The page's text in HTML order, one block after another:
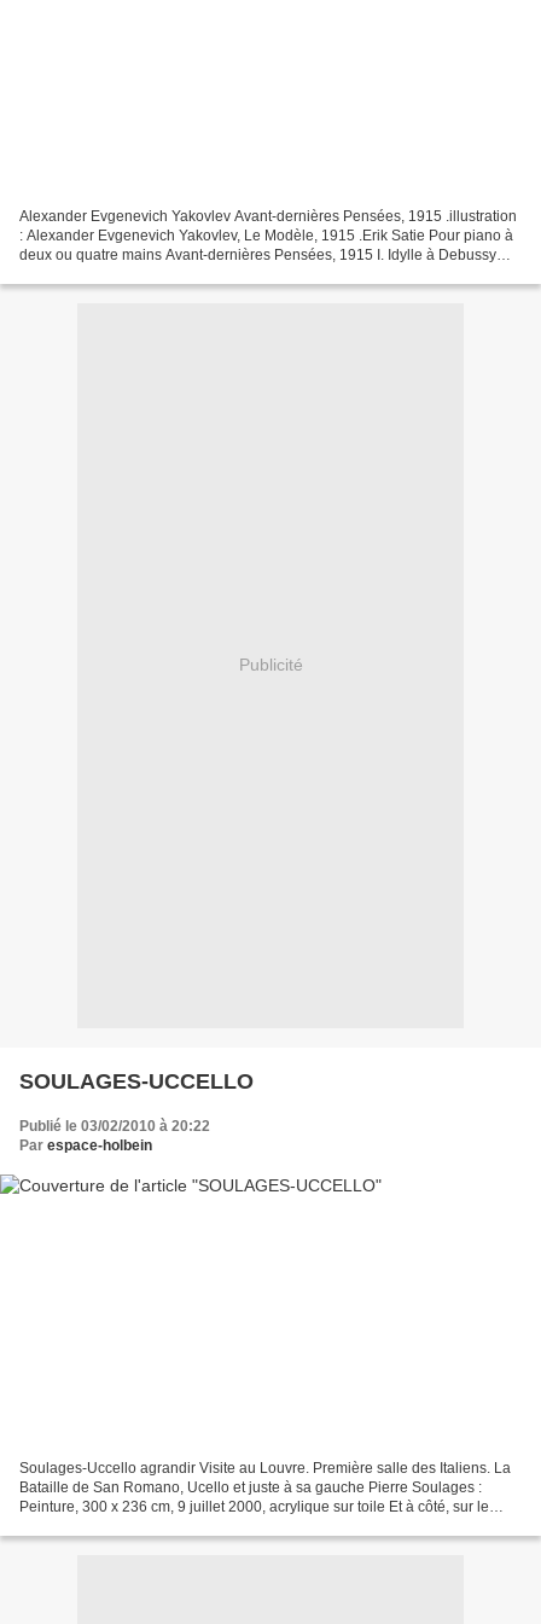
Alexander Evgenevich Yakovlev Avant-dernières Pensées, 1915 .illustration
: Alexander Evgenevich Yakovlev, Le Modèle, 1915 .Erik Satie Pour piano à
deux ou quatre mains Avant-dernières Pensées, 1915 I. Idylle à Debussy
Publicité
SOULAGES-UCCELLO
Publié le 03/02/2010 à 20:22
Par espace-holbein
Soulages-Uccello agrandir Visite au Louvre. Première salle des Italiens. La
Bataille de San Romano, Ucello et juste à sa gauche Pierre Soulages :
Peinture, 300 x 236 cm, 9 juillet 2000, acrylique sur toile Et à côté, sur le